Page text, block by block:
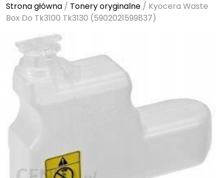
Strona główna / Tonery oryginalne / Kyocera Waste
Box Do Tk3100 Tk3130 (5902021599837)